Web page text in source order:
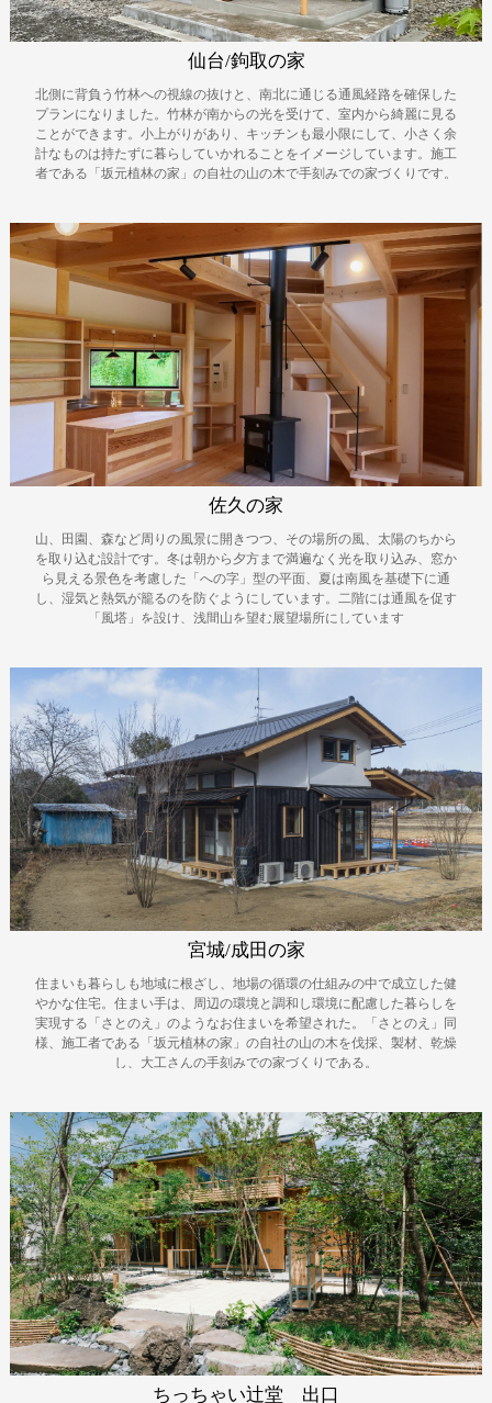
仙台/鉤取の家
北側に背負う竹林への視線の抜けと、南北に通じる通風経路を確保した
プランになりました。竹林が南からの光を受けて、室内から綺麗に見る
ことができます。小上がりがあり、キッチンも最小限にして、小さく余
計なものは持たずに暮らしていかれることをイメージしています。施工
者である「坂元植林の家」の自社の山の木で手刻みでの家づくりです。
佐久の家
山、田園、森など周りの風景に開きつつ、その場所の風、太陽のちから
を取り込む設計です。冬は朝から夕方まで満遍なく光を取り込み、窓か
ら見える景色を考慮した「への字」型の平面、夏は南風を基礎下に通
し、湿気と熱気が籠るのを防ぐようにしています。二階には通風を促す
「風塔」を設け、浅間山を望む展望場所にしています
宮城/成田の家
住まいも暮らしも地域に根ざし、地場の循環の仕組みの中で成立した健
やかな住宅。住まい手は、周辺の環境と調和し環境に配慮した暮らしを
実現する「さとのえ」のようなお住まいを希望された。「さとのえ」同
様、施工者である「坂元植林の家」の自社の山の木を伐採、製材、乾燥
し、大工さんの手刻みでの家づくりである。
ちっちゃい辻堂 出口